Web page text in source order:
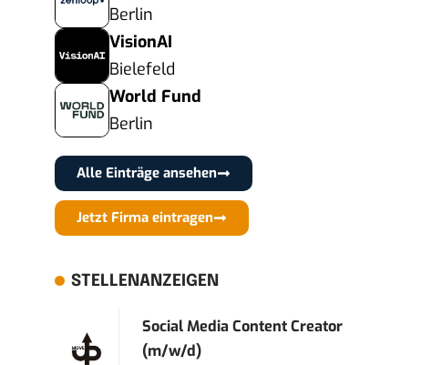
Berlin
VisionAI
Bielefeld
World Fund
Berlin
Alle Einträge ansehen
Jetzt Firma eintragen
STELLENANZEIGEN
Social Media Content Creator
(m/w/d)